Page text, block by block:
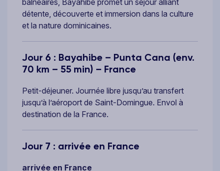
détente, découverte et immersion dans la culture
et la nature dominicaines.
Jour 6 : Bayahibe – Punta Cana (env.
70 km – 55 min) – France
Petit-déjeuner. Journée libre jusqu’au transfert
jusqu’à l’aéroport de Saint-Domingue. Envol à
destination de la France.
Jour 7 : arrivée en France
arrivée en France